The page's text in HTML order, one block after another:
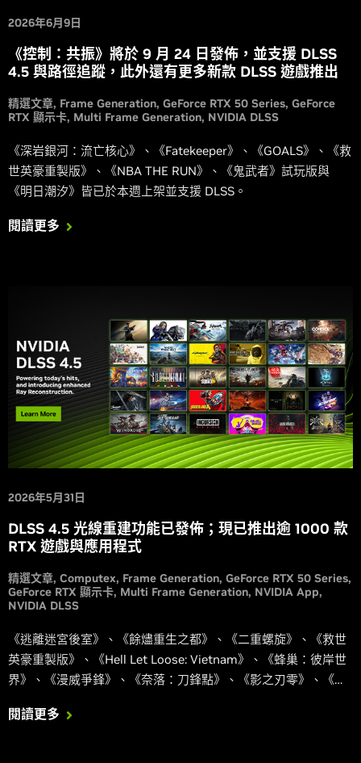
2026年6月9日
《控制：共振》將於 9 月 24 日發佈，並支援 DLSS
4.5 與路徑追蹤，此外還有更多新款 DLSS 遊戲推出
精選文章 Frame Generation GeForce RTX 50 Series GeForce
RTX 顯示卡 Multi Frame Generation NVIDIA DLSS
《深岩銀河：流亡核心》、《Fatekeeper》、《GOALS》、《救
世英豪重製版》、《NBA THE RUN》、《鬼武者》試玩版與
《明日潮汐》皆已於本週上架並支援 DLSS。
閱讀更多
2026年5月31日
DLSS 4.5 光線重建功能已發佈；現已推出逾 1000 款
RTX 遊戲與應用程式
精選文章 Computex Frame Generation GeForce RTX 50 Series
GeForce RTX 顯示卡 Multi Frame Generation NVIDIA App
NVIDIA DLSS
《逃離迷宮後室》、《餘燼重生之都》、《二重螺旋》、《救世
英豪重製版》、《Hell Let Loose: Vietnam》、《蜂巢：彼岸世
界》、《漫威爭鋒》、《奈落：刀鋒點》、《影之刃零》、《戰
DLSS 4.5 功能，其中包含第二代基於 Transformer 的超高解析
閱讀更多